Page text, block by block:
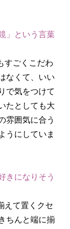
」という言葉
すごくこだわ
なくて、いい
で気をつけて
たとしても大
雰囲気に合う
うにしていま
きになりそう
えて置くクセ
ちんと端に揃